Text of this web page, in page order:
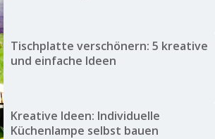
Tischplatte verschönern: 5 kreative
und einfache Ideen
Kreative Ideen: Individuelle
Küchenlampe selbst bauen